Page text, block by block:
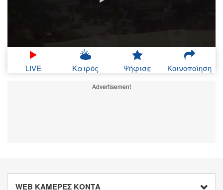
LIVE Καιρός Ψήφισε Κοινοποίηση
Advertisement
WEB ΚΑΜΕΡΕΣ ΚΟΝΤΑ